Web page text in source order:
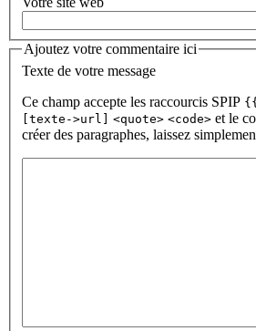
Ajoutez votre commentaire ici
Texte de votre message
Ce champ accepte les raccourcis SPIP
[texte->url] <quote> <code> et le
créer des paragraphes, laissez